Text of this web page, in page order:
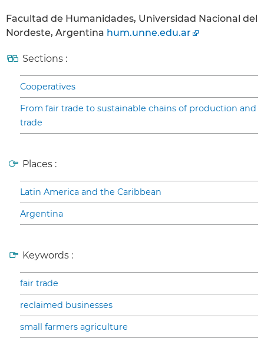
Facultad de Humanidades, Universidad Nacional del
Nordeste, Argentina hum.unne.edu.ar
Sections :
Cooperatives
From fair trade to sustainable chains of production and
trade
Places :
Latin America and the Caribbean
Argentina
Keywords :
fair trade
reclaimed businesses
small farmers agriculture